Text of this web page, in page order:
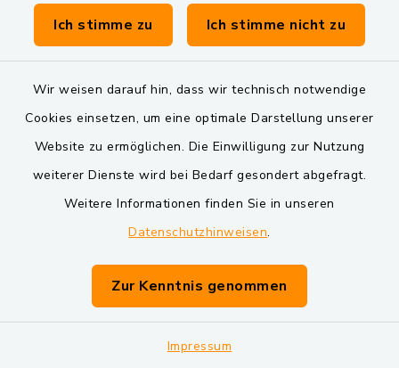
Ich stimme zu Ich stimme nicht zu
Wir weisen darauf hin, dass wir technisch notwendige
Cookies einsetzen, um eine optimale Darstellung unserer
Website zu ermöglichen. Die Einwilligung zur Nutzung
weiterer Dienste wird bei Bedarf gesondert abgefragt.
Weitere Informationen finden Sie in unseren
Datenschutzhinweisen.
Zur Kenntnis genommen
Impressum
Alle Infos im Flyer.